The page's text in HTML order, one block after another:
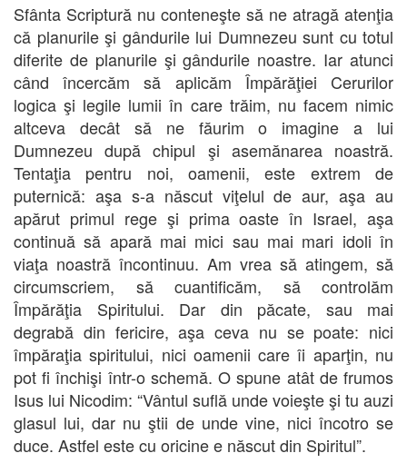
Sfânta Scriptură nu conteneşte să ne atragă atenţia
că planurile şi gândurile lui Dumnezeu sunt cu totul
diferite de planurile şi gândurile noastre. Iar atunci
când încercăm să aplicăm Împărăţiei Cerurilor
logica şi legile lumii în care trăim, nu facem nimic
altceva decât să ne făurim o imagine a lui
Dumnezeu după chipul şi asemănarea noastră.
Tentaţia pentru noi, oamenii, este extrem de
puternică: aşa s-a născut viţelul de aur, aşa au
apărut primul rege şi prima oaste în Israel, aşa
continuă să apară mai mici sau mai mari idoli în
viaţa noastră încontinuu. Am vrea să atingem, să
circumscriem, să cuantificăm, să controlăm
Împărăţia Spiritului. Dar din păcate, sau mai
degrabă din fericire, aşa ceva nu se poate: nici
împăraţia spiritului, nici oamenii care îi aparţin, nu
pot fi închişi într-o schemă. O spune atât de frumos
Isus lui Nicodim: “Vântul suflă unde voieşte şi tu auzi
glasul lui, dar nu ştii de unde vine, nici încotro se
duce. Astfel este cu oricine e născut din Spiritul”.